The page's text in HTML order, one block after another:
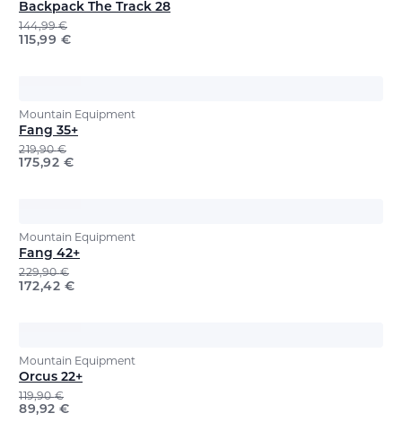
Backpack The Track 28
144,99€
115,99 €
Mountain Equipment
Fang 35+
219,90€
175,92 €
Mountain Equipment
Fang 42+
229,90€
172,42 €
Mountain Equipment
Orcus 22+
119,90€
89,92 €